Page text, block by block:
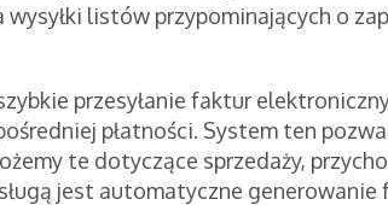
listów przypominających o
przesyłanie faktur
płatności. System ten
te dotyczące sprzedaży,
jest automatyczne generowanie